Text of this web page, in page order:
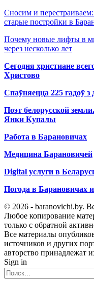
Сносим и
старые постройки в
Почему новые лифты в
через несколько лет
Сегодня христиане
Христово
Спаўняецца 225 гадоў
Поэт белорусской
Янки Купалы
Работа в Барановичах
Медицина Барановичей
Digital услуги в
Погода в Барановичах
© 2026 - baranovichi.by.
Любое копирование
только с обратной
Все материалы
источников и других
авторство принадлежат
Sign in